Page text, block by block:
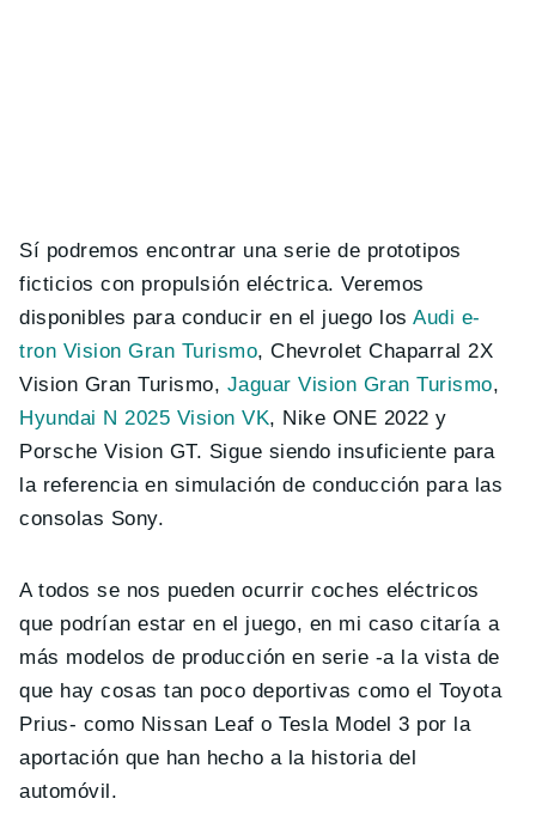
Sí podremos encontrar una serie de prototipos
ficticios con propulsión eléctrica. Veremos
disponibles para conducir en el juego losAudi e-
tron Vision Gran Turismo, Chevrolet Chaparral 2X
Vision Gran Turismo, Jaguar Vision Gran Turismo,
Hyundai N 2025 Vision VK, Nike ONE 2022 y
Porsche Vision GT. Sigue siendo insuficiente para
la referencia en simulación de conducción para las
consolas Sony.
A todos se nos pueden ocurrir coches eléctricos
que podrían estar en el juego, en mi caso citaría a
más modelos de producción en serie -a la vista de
que hay cosas tan poco deportivas como el Toyota
Prius- como Nissan Leaf o Tesla Model 3 por la
aportación que han hecho a la historia del
automóvil.